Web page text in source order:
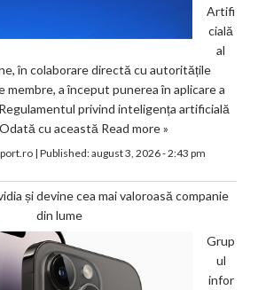
Artifi
cială
al
în colaborare directă cu autoritățile
membre, a început punerea în aplicare a
privind inteligența artificială
cu această Read more »
| Published:august 3, 2026 - 2:43 pm
și devine cea mai valoroasă companie
din lume
Grup
ul
infor